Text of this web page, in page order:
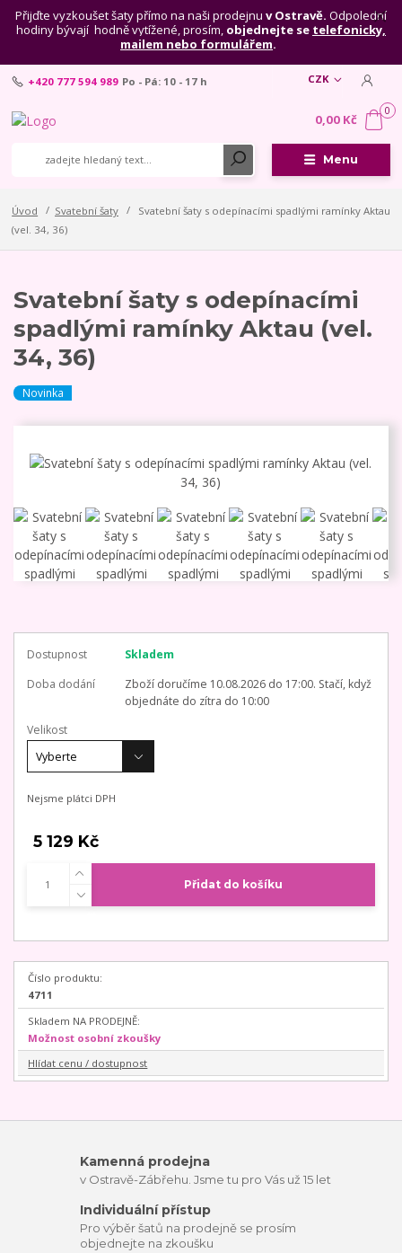
Přijďte vyzkoušet šaty přímo na naši prodejnu v Ostravě. Odpolední
hodiny bývají hodně vytížené, prosím, objednejte se telefonicky,
mailem nebo formulářem.
Menu
CZK
+420 777 594 989 Po - Pá: 10 - 17 h
0
0,00 Kč
Úvod Svatební šaty
Svatební šaty s odepínacími spadlými ramínky Aktau
(vel. 34, 36)
Svatební šaty s odepínacími
spadlými ramínky Aktau (vel.
34, 36)
Novinka
Dostupnost
Skladem
Doba dodání
Zboží doručíme 10.08.2026 do 17:00. Stačí, když
objednáte do zítra do 10:00
Velikost
Nejsme plátci DPH
5 129 Kč
Přidat do košíku
Číslo produktu:
4711
Skladem NA PRODEJNĚ:
Možnost osobní zkoušky
Hlídat cenu / dostupnost
Kamenná prodejna
v Ostravě-Zábřehu. Jsme tu pro Vás už 15 let
Individuální přístup
Pro výběr šatů na prodejně se prosím
objednejte na zkoušku